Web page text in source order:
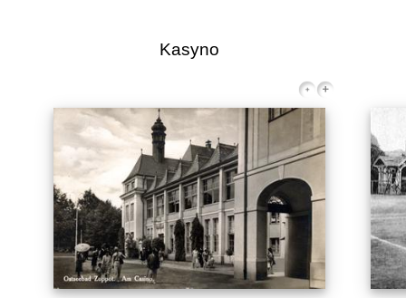
Kasyno